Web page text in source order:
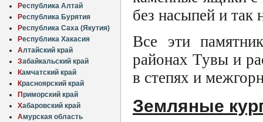
Республика Алтай
Республика Бурятия
Республика Саха (Якутия)
Республика Хакасия
Алтайский край
Забайкальский край
Камчатский край
Красноярский край
Приморский край
Хабаровский край
Амурская область
без насыпей и так
Все эти
районах Тувы и
в степях и
Земляные